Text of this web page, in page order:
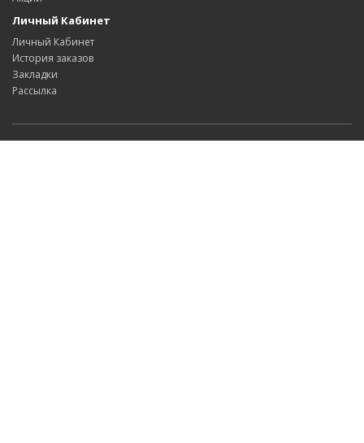
Личный Кабинет
Личный Кабинет
История заказов
Закладки
Рассылка